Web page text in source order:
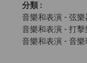
分類 :
音樂和表演 - 弦樂
音樂和表演 - 打擊
音樂和表演 - 音樂